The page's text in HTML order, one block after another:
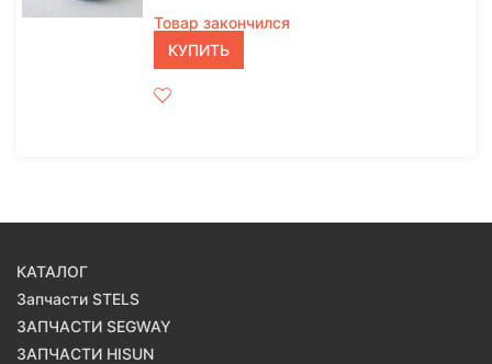
Товар закончился
КУПИТЬ
КАТАЛОГ
Запчасти STELS
ЗАПЧАСТИ SEGWAY
ЗАПЧАСТИ HISUN